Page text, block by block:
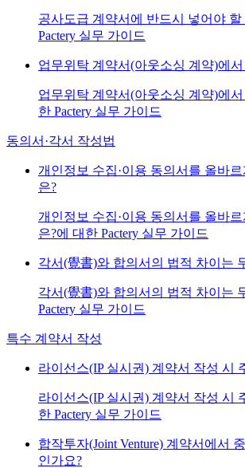
공사도급 계약서에 반드시 넣어야
Pactery 실무 가이드
업무위탁 계약서(아웃소싱 계약)에
업무위탁 계약서(아웃소싱 계약)에
한 Pactery 실무 가이드
동의서·각서 작성법
개인정보 수집·이용 동의서를 올바
은?
개인정보 수집·이용 동의서를 올바
은?에 대한 Pactery 실무 가이드
각서(覺書)와 합의서의 법적 차이는
각서(覺書)와 합의서의 법적 차이는
Pactery 실무 가이드
특수 계약서 작성
라이선스(IP 실시권) 계약서 작성 시
라이선스(IP 실시권) 계약서 작성 시
한 Pactery 실무 가이드
합작투자(Joint Venture) 계약서에서
인가요?